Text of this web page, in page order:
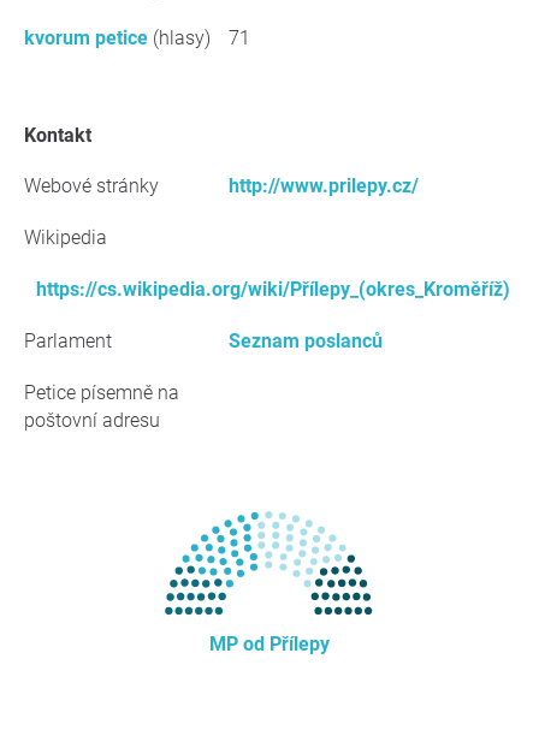
kvorum petice (hlasy) 71
kontakt
Webové stránky http://www.prilepy.cz/
Wikipedia
https://cs.wikipedia.org/wiki/Přílepy_(okres_Kroměříž)
Parlament Seznam poslanců
Petice písemně na
poštovní adresu
MP od Přílepy